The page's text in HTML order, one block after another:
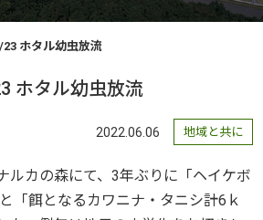
23 ホタル幼虫放流
ホタル幼虫放流
2022.06.06 地域と共に
ルカの森にて、3年ぶりに「ヘイケボ
「餌となるカワニナ・タニシ計6ｋ